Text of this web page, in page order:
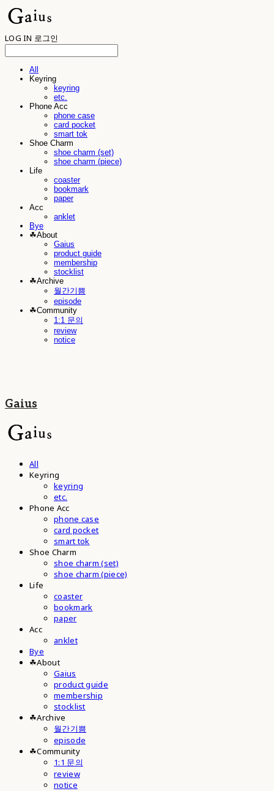
LOG IN 로그인
All
Keyring
keyring
etc.
Phone Acc
phone case
card pocket
smart tok
Shoe Charm
shoe charm (set)
shoe charm (piece)
Life
coaster
bookmark
paper
Acc
anklet
Bye
☘︎About
Gaius
product guide
membership
stocklist
☘︎Archive
월간기쁨
episode
☘︎Community
1:1 문의
review
notice
Gaius
All
Keyring
keyring
etc.
Phone Acc
phone case
card pocket
smart tok
Shoe Charm
shoe charm (set)
shoe charm (piece)
Life
coaster
bookmark
paper
Acc
anklet
Bye
☘︎About
Gaius
product guide
membership
stocklist
☘︎Archive
월간기쁨
episode
☘︎Community
1:1 문의
review
notice